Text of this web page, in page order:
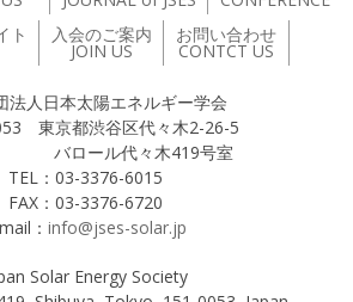
ト
入会のご案内
JOIN US
お問い合わせ
CONTCT US
法人日本太陽エネルギー学会
東京都渋谷区代々木2-26-5
ル代々木419号室
TEL：03-3376-6015
FAX：03-3376-6720
： info@jses-solar.jp
Solar Energy Society